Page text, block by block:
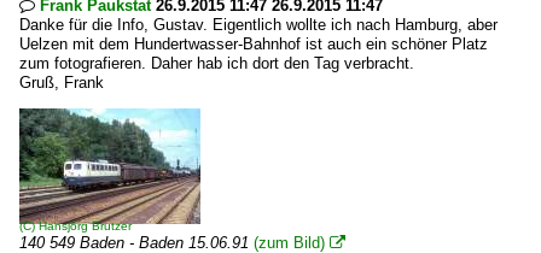
 Frank Paukstat26.9.2015 11:47 26.9.2015 11:47
Danke für die Info, Gustav. Eigentlich wollte ich nach Hamburg, aber
Uelzen mit dem Hundertwasser-Bahnhof ist auch ein schöner Platz
zum fotografieren. Daher hab ich dort den Tag verbracht.
Gruß, Frank
(C)Hansjörg Brutzer
140 549 Baden - Baden 15.06.91 (zum Bild) 